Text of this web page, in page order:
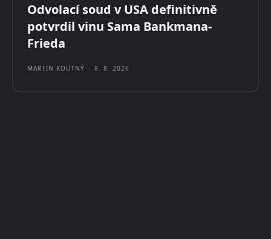
Odvolací soud v USA definitivně
potvrdil vinu Sama Bankmana-
Frieda
MARTIN KOUTNÝ - 8. 8. 2026